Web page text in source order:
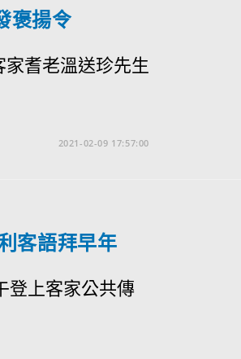
褒揚令
耆老溫送珍先生
2021-02-09 17:57:00
客語拜早年
登上客家公共傳